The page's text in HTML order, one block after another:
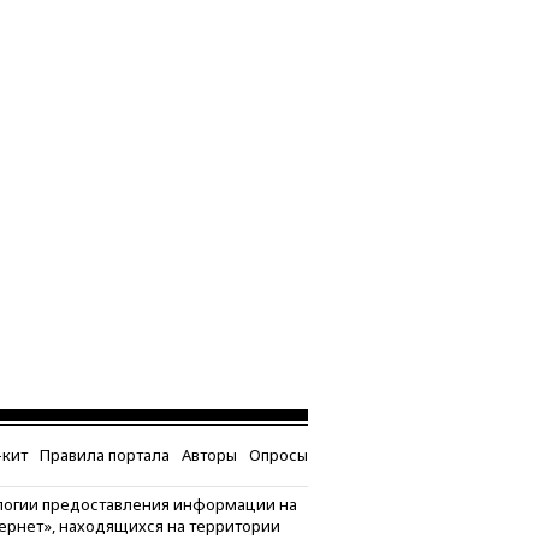
Правила портала Авторы Опросы
предоставления информации на
находящихся на территории